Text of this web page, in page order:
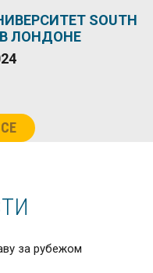
SOUTH
В ЛОНДОНЕ